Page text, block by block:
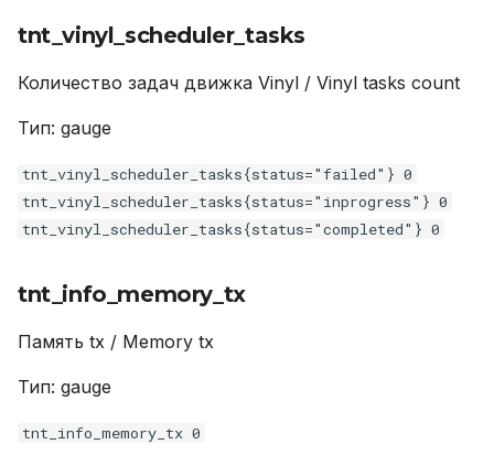
lj_gc_steps_finalize_total
tnt_net_per_thread_received_total
lj_gc_allocated_total
tnt_vinyl_tx_read_views
tnt_slab_quota_used_ratio
tnt_slab_items_used
tnt_cpu_user_time
tnt_vinyl_disk_data_size
tnt_vinyl_scheduler_tasks
Количество задач движка Vinyl / Vinyl tasks count
Тип: gauge
tnt_vinyl_scheduler_tasks{status="failed"} 0
tnt_vinyl_scheduler_tasks{status="inprogress"} 0
tnt_vinyl_scheduler_tasks{status="completed"} 0
tnt_info_memory_tx
Память tx / Memory tx
Тип: gauge
tnt_info_memory_tx 0